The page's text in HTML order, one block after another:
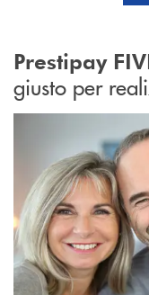
Prestipay
giusto per